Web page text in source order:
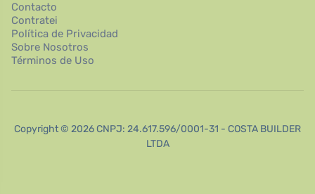
Contacto
Contratei
Política de Privacidad
Sobre Nosotros
Términos de Uso
Copyright © 2026 CNPJ: 24.617.596/0001-31 - COSTA BUILDER
LTDA